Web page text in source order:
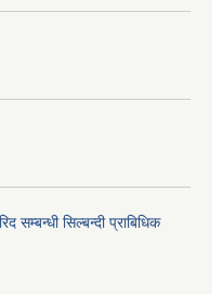
सम्बन्धी सिल्बन्दी प्राबिधिक